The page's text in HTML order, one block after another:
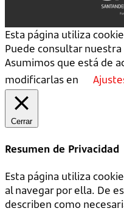
Esta página utiliza
Puede consultar nuestra
Asumimos que está de
modificarlas en
Cerrar
Resumen de Privacidad
Esta página utiliza
al navegar por ella. De
describen como